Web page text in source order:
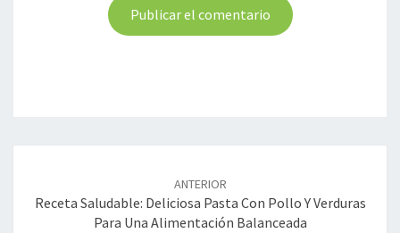
entradas
ANTERIOR
Receta Saludable: Deliciosa Pasta Con Pollo Y Verduras
Para Una Alimentación Balanceada